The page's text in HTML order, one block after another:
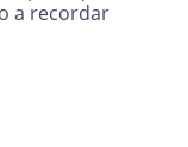
a recordar